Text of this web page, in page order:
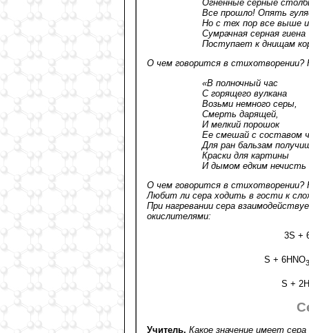
Огненные серные
Все прошло! Опять
Но с тех пор все выше
Сумрачная серная гиена
Поступает к днищам
О чем говорится в стихотворении?
«В полночный час
С горящего вулкана
Возьми немного серы,
Смерть дарящей,
И мелкий порошок
Ее смешай с составом
Для ран бальзам
Краски для картины
И дымом едким
О чем говорится в стихотворении?
Любит ли сера ходить в гости к
При нагревании сера
окислителями:
3S +
S + 6HNO3
S + 2Н
Учитель. Какое значение имеет